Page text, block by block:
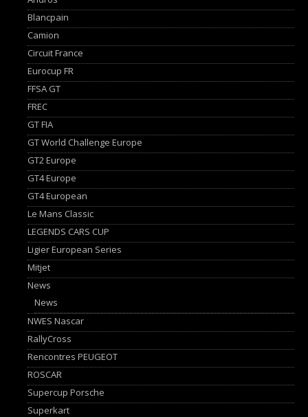
Blancpain
Camion
Circuit France
Eurocup FR
FFSA GT
FREC
GT FIA
GT World Challenge Europe
GT2 Europe
GT4 Europe
GT4 European
Le Mans Classic
LEGENDS CARS CUP
Ligier European Series
Mitjet
News
News
NWES Nascar
RallyCross
Rencontres PEUGEOT
ROSCAR
Supercup Porsche
Superkart